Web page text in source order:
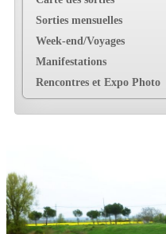
Sorties mensuelles
Week-end/Voyages
Manifestations
Rencontres et Expo Photo